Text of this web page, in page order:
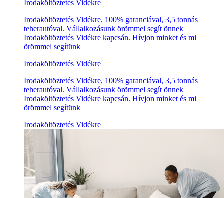
Irodaköltöztetés Vidékre
Irodaköltöztetés Vidékre, 100% garanciával, 3,5 tonnás
teherautóval. Vállalkozásunk örömmel segít önnek
Irodaköltöztetés Vidékre kapcsán. Hívjon minket és mi
örömmel segítünk
Irodaköltöztetés Vidékre
Irodaköltöztetés Vidékre, 100% garanciával, 3,5 tonnás
teherautóval. Vállalkozásunk örömmel segít önnek
Irodaköltöztetés Vidékre kapcsán. Hívjon minket és mi
örömmel segítünk
Irodaköltöztetés Vidékre